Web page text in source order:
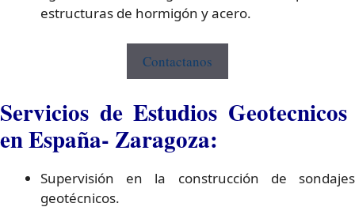
estructuras de hormigón y acero.
Contactanos
Servicios de Estudios Geotecnicos
en España- Zaragoza:
Supervisión en la construcción de sondajes
geotécnicos.